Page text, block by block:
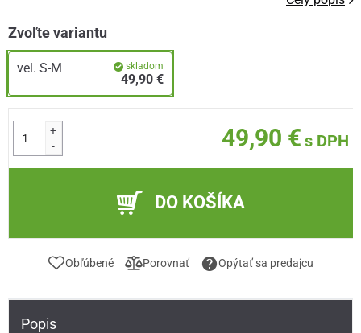
Zvoľte variantu
vel. S-M skladom
49,90 €
+
-
49,90 € s DPH
DO KOŠÍKA
Obľúbené Porovnať Opýtať sa predajcu
Popis